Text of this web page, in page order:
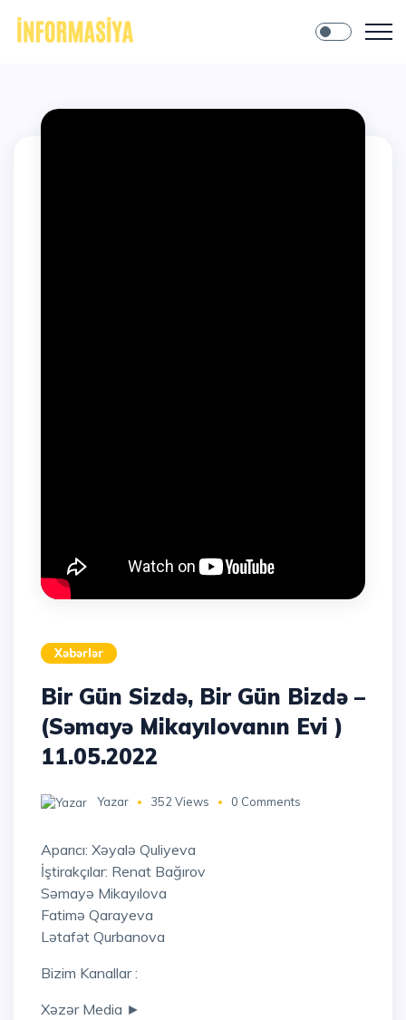
Xəbərlər
Bir Gün Sizdə, Bir Gün Bizdə –
(Səmayə Mikayılovanın Evi )
11.05.2022
Yazar 352 Views 0 Comments
Aparıcı: Xəyalə Quliyeva
İştirakçılar: Renat Bağırov
Səmayə Mikayılova
Fatimə Qarayeva
Lətafət Qurbanova
Bizim Kanallar :
Xəzər Media ►